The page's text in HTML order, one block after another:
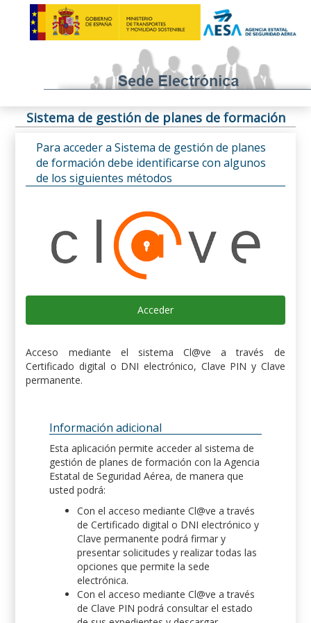
Sistema de gestión de planes de formación
Para acceder a Sistema de gestión de planes
de formación debe identificarse con algunos
de los siguientes métodos
Acceder
Acceso mediante el sistema Cl@ve a través de
Certificado digital o DNI electrónico, Clave PIN y Clave
permanente.
Información adicional
Esta aplicación permite acceder al sistema de
gestión de planes de formación con la Agencia
Estatal de Seguridad Aérea, de manera que
usted podrá:
Con el acceso mediante Cl@ve a través
de Certificado digital o DNI electrónico y
Clave permanente podrá firmar y
presentar solicitudes y realizar todas las
opciones que permite la sede
electrónica.
Con el acceso mediante Cl@ve a través
de Clave PIN podrá consultar el estado